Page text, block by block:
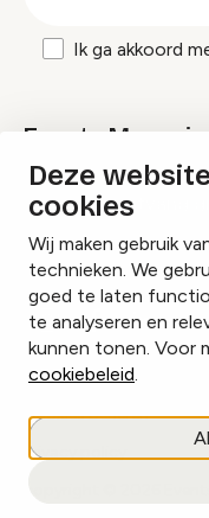
Deze
cookies
Wij maken gebruik
technieken. We
goed te laten
te analyseren en
kunnen tonen. Voor
cookiebeleid.
Ik ga akkoord
Events Magazine
Ik ontvang
InstagramFacebookLinkedIn
Cookies beheren
Privacy policy
copyright © 2026